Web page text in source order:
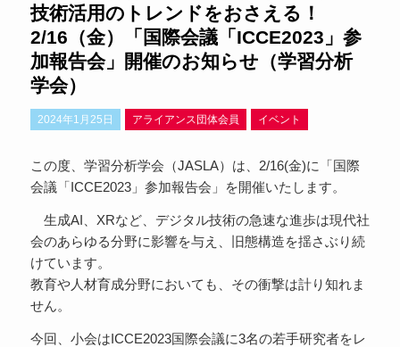
技術活用のトレンドをおさえる！
2/16（金）「国際会議「ICCE2023」参
加報告会」開催のお知らせ（学習分析
学会）
2024年1月25日 アライアンス団体会員 イベント
この度、学習分析学会（JASLA）は、2/16(金)に「国際
会議「ICCE2023」参加報告会」を開催いたします。
生成AI、XRなど、デジタル技術の急速な進歩は現代社
会のあらゆる分野に影響を与え、旧態構造を揺さぶり続
けています。
教育や人材育成分野においても、その衝撃は計り知れま
せん。
今回、小会はICCE2023国際会議に3名の若手研究者をレ